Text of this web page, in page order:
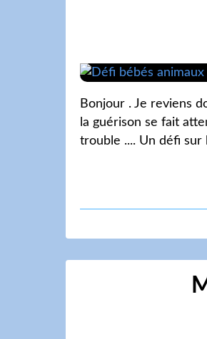
Bonjour . Je reviens
la guérison se fait
trouble .... Un défi sur